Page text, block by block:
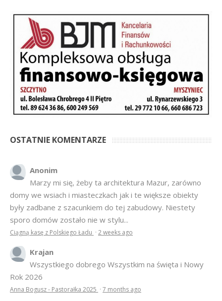
OSTATNIE KOMENTARZE
Anonim
Marzy mi się, żeby ta architektura Mazur, zarówno
domy we wsiach i miasteczkach jak i te większe obiekty
były zadbane z szacunkiem do tej zabudowy. Niestety
sporo domów zostało nie w stylu...
Ciągną kasę z Polskiego Ładu · 2 weeks ago
Krajan
Wszystkiego dobrego Wszystkim na święta i Nowy
Rok 2026
Anna Bogusz - Pastorałka 2025 · 7 months ago